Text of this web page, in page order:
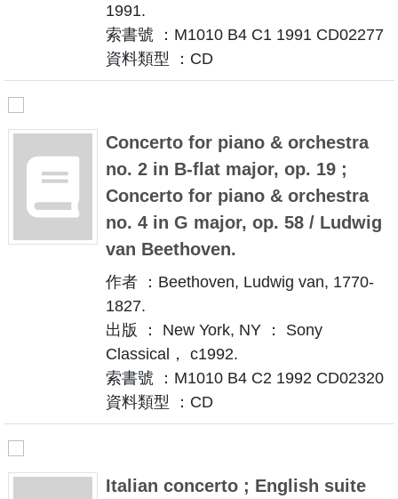
1991.
索書號 ：M1010 B4 C1 1991 CD02277
資料類型 ：CD
Concerto for piano & orchestra
no. 2 in B-flat major, op. 19 ;
Concerto for piano & orchestra
no. 4 in G major, op. 58 / Ludwig
van Beethoven.
作者 ：Beethoven, Ludwig van, 1770-
1827.
出版 ： New York, NY ： Sony
Classical， c1992.
索書號 ：M1010 B4 C2 1992 CD02320
資料類型 ：CD
Italian concerto ; English suite